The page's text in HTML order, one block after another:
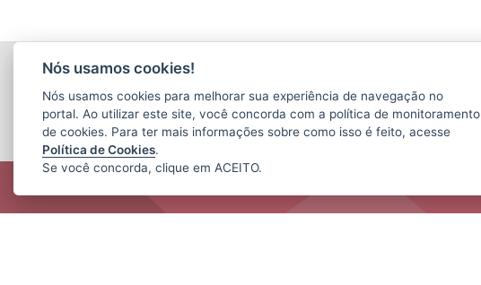
VÍDEOS
Nós usamos cookies!
Nós usamos cookies para melhorar sua experiência de navegação no
portal. Ao utilizar este site, você concorda com a política de monitoramento
de cookies. Para ter mais informações sobre como isso é feito, acesse
Política de Cookies.
Se você concorda, clique em ACEITO.